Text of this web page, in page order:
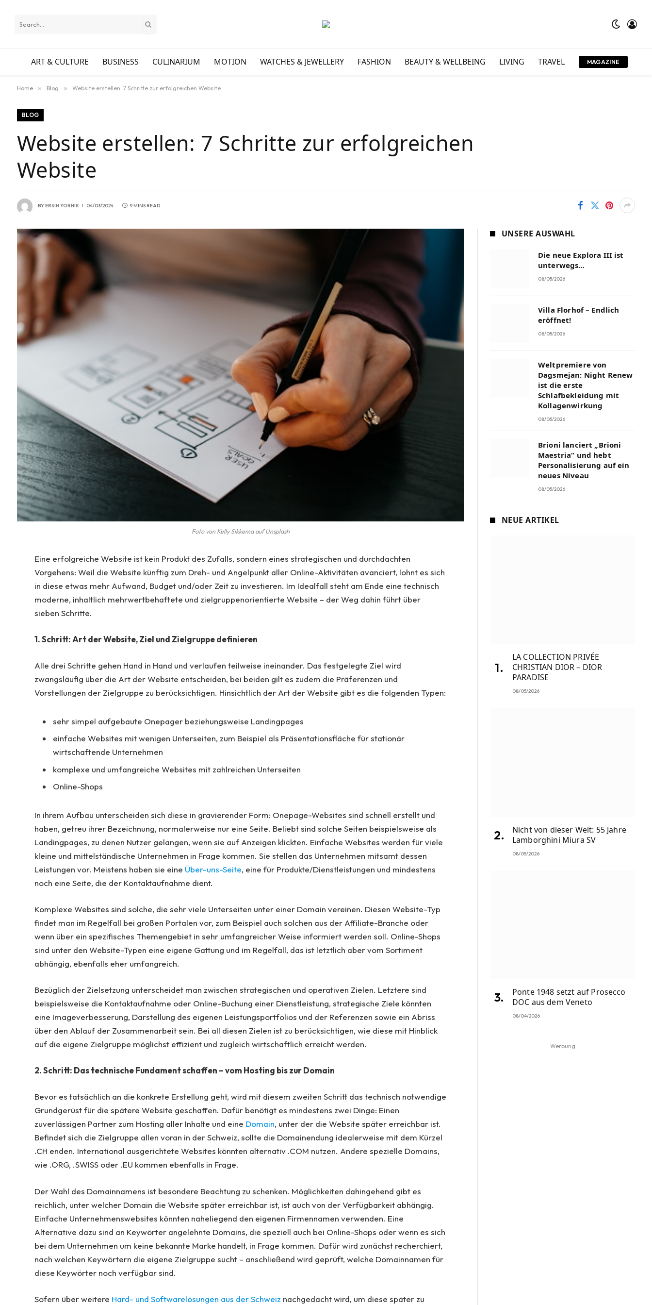
ART & CULTURE BUSINESS CULINARIUM MOTION WATCHES & JEWELLERY FASHION BEAUTY & WELLBEING LIVING TRAVEL MAGAZINE
Home » Blog » Website erstellen: 7 Schritte zur erfolgreichen Website
BLOG
Website erstellen: 7 Schritte zur erfolgreichen
Website
BYERSIN YORNIK 04/03/2024 9 MINS READ
Foto von Kelly Sikkema auf Unsplash
Eine erfolgreiche Website ist kein Produkt des Zufalls, sondern eines strategischen und durchdachten
Vorgehens: Weil die Website künftig zum Dreh- und Angelpunkt aller Online-Aktivitäten avanciert, lohnt es sich
in diese etwas mehr Aufwand, Budget und/oder Zeit zu investieren. Im Idealfall steht am Ende eine technisch
moderne, inhaltlich mehrwertbehaftete und zielgruppenorientierte Website – der Weg dahin führt über
sieben Schritte.
1. Schritt: Art der Website, Ziel und Zielgruppe definieren
Alle drei Schritte gehen Hand in Hand und verlaufen teilweise ineinander. Das festgelegte Ziel wird
zwangsläufig über die Art der Website entscheiden, bei beiden gilt es zudem die Präferenzen und
Vorstellungen der Zielgruppe zu berücksichtigen. Hinsichtlich der Art der Website gibt es die folgenden Typen:
sehr simpel aufgebaute Onepager beziehungsweise Landingpages
einfache Websites mit wenigen Unterseiten, zum Beispiel als Präsentationsfläche für stationär
wirtschaftende Unternehmen
komplexe und umfangreiche Websites mit zahlreichen Unterseiten
Online-Shops
In ihrem Aufbau unterscheiden sich diese in gravierender Form: Onepage-Websites sind schnell erstellt und
haben, getreu ihrer Bezeichnung, normalerweise nur eine Seite. Beliebt sind solche Seiten beispielsweise als
Landingpages, zu denen Nutzer gelangen, wenn sie auf Anzeigen klickten. Einfache Websites werden für viele
kleine und mittelständische Unternehmen in Frage kommen. Sie stellen das Unternehmen mitsamt dessen
Leistungen vor. Meistens haben sie eine Über-uns-Seite, eine für Produkte/Dienstleistungen und mindestens
noch eine Seite, die der Kontaktaufnahme dient.
Komplexe Websites sind solche, die sehr viele Unterseiten unter einer Domain vereinen. Diesen Website-Typ
findet man im Regelfall bei großen Portalen vor, zum Beispiel auch solchen aus der Affiliate-Branche oder
wenn über ein spezifisches Themengebiet in sehr umfangreicher Weise informiert werden soll. Online-Shops
sind unter den Website-Typen eine eigene Gattung und im Regelfall, das ist letztlich aber vom Sortiment
abhängig, ebenfalls eher umfangreich.
Bezüglich der Zielsetzung unterscheidet man zwischen strategischen und operativen Zielen. Letztere sind
beispielsweise die Kontaktaufnahme oder Online-Buchung einer Dienstleistung, strategische Ziele könnten
eine Imageverbesserung, Darstellung des eigenen Leistungsportfolios und der Referenzen sowie ein Abriss
über den Ablauf der Zusammenarbeit sein. Bei all diesen Zielen ist zu berücksichtigen, wie diese mit Hinblick
auf die eigene Zielgruppe möglichst effizient und zugleich wirtschaftlich erreicht werden.
2. Schritt: Das technische Fundament schaffen – vom Hosting bis zur Domain
Bevor es tatsächlich an die konkrete Erstellung geht, wird mit diesem zweiten Schritt das technisch notwendige
Grundgerüst für die spätere Website geschaffen. Dafür benötigt es mindestens zwei Dinge: Einen
zuverlässigen Partner zum Hosting aller Inhalte und eine Domain, unter der die Website später erreichbar ist.
Befindet sich die Zielgruppe allen voran in der Schweiz, sollte die Domainendung idealerweise mit dem Kürzel
.CH enden. International ausgerichtete Websites könnten alternativ .COM nutzen. Andere spezielle Domains,
wie .ORG, .SWISS oder .EU kommen ebenfalls in Frage.
Der Wahl des Domainnamens ist besondere Beachtung zu schenken. Möglichkeiten dahingehend gibt es
reichlich, unter welcher Domain die Website später erreichbar ist, ist auch von der Verfügbarkeit abhängig.
Einfache Unternehmenswebsites könnten naheliegend den eigenen Firmennamen verwenden. Eine
Alternative dazu sind an Keywörter angelehnte Domains, die speziell auch bei Online-Shops oder wenn es sich
bei dem Unternehmen um keine bekannte Marke handelt, in Frage kommen. Dafür wird zunächst recherchiert,
nach welchen Keywörtern die eigene Zielgruppe sucht – anschließend wird geprüft, welche Domainnamen für
diese Keywörter noch verfügbar sind.
Sofern über weitere Hard- und Softwarelösungen aus der Schweiz nachgedacht wird, um diese später zu
UNSERE AUSWAHL
Die neue Explora III ist
unterwegs…
08/05/2026
Villa Florhof – Endlich
eröffnet!
08/05/2026
Weltpremiere von
Dagsmejan: Night Renew
ist die erste
Schlafbekleidung mit
Kollagenwirkung
08/05/2026
Brioni lanciert „Brioni
Maestria“ und hebt
Personalisierung auf ein
neues Niveau
08/05/2026
NEUE ARTIKEL
LA COLLECTION PRIVÉE
CHRISTIAN DIOR – DIOR
PARADISE
08/05/2026
Nicht von dieser Welt: 55 Jahre
Lamborghini Miura SV
08/05/2026
Ponte 1948 setzt auf Prosecco
DOC aus dem Veneto
08/04/2026
Werbung